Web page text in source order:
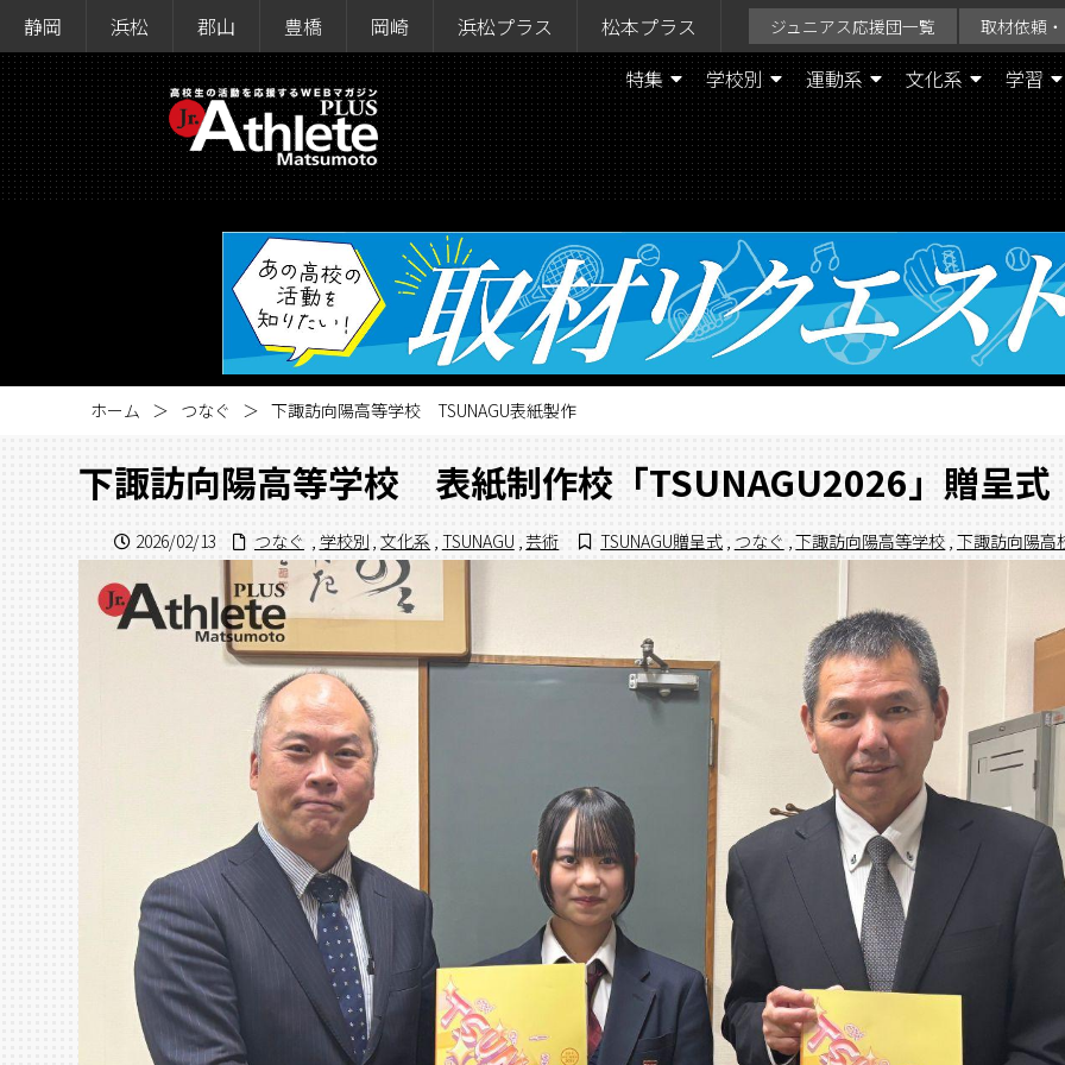
静岡 浜松 郡山 豊橋 岡崎 浜松プラス 松本プラス ジュニアス応援団一覧 取材依頼
特集 学校別 運動系 文化系 学習
ホーム つなぐ 下諏訪向陽高等学校 TSUNAGU表紙製作
下諏訪向陽高等学校 表紙制作校「TSUNAGU2026」贈呈式
2026/02/13 つなぐ , 学校別 , 文化系 , TSUNAGU , 芸術 TSUNAGU贈呈式 , つなぐ ,下諏訪向陽高等学校 , 下諏訪向陽高